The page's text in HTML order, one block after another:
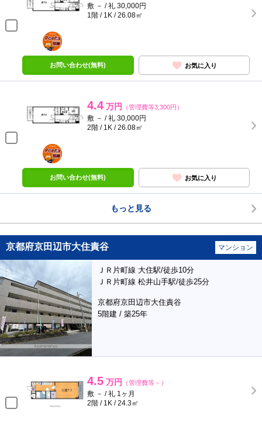
敷 － / 礼 30,000円
1階 / 1K / 26.08㎡
ポンタ
部屋
お問い合わせ(無料) お気に入り
4.4 万円 （管理費等3,300円）
敷 － / 礼 30,000円
2階 / 1K / 26.08㎡
ポンタ
部屋
お問い合わせ(無料) お気に入り
もっと見る
京都府京田辺市大住責谷 マンション
ＪＲ片町線 大住駅/徒歩10分
ＪＲ片町線 松井山手駅/徒歩25分
京都府京田辺市大住責谷
5階建 / 築25年
4.5 万円 （管理費等－）
敷 － / 礼 1ヶ月
2階 / 1K / 24.3㎡